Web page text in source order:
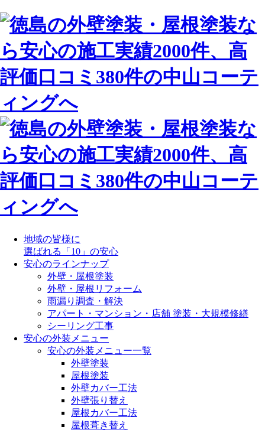
地域の皆様に
選ばれる「10」の安心
安心のラインナップ
外壁・屋根塗装
外壁・屋根リフォーム
雨漏り調査・解決
アパート・マンション・店舗 塗装・大規模修繕
シーリング工事
安心の外装メニュー
安心の外装メニュー一覧
外壁塗装
屋根塗装
外壁カバー工法
外壁張り替え
屋根カバー工法
屋根葺き替え